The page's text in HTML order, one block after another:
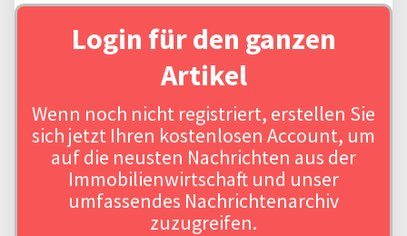
Login für den ganzen
Artikel
Wenn noch nicht registriert, erstellen Sie
sich jetzt Ihren kostenlosen Account, um
auf die neusten Nachrichten aus der
Immobilienwirtschaft und unser
umfassendes Nachrichtenarchiv
zuzugreifen.